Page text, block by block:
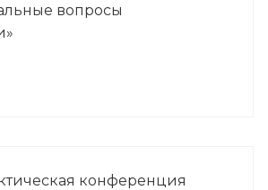
вопросы
конференция